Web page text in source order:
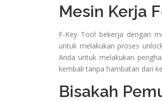
Mesin Kerja
F-Key Tool bekerja dengan
untuk melakukan proses
Anda untuk melakukan
kembali tanpa hambatan dari
Bisakah